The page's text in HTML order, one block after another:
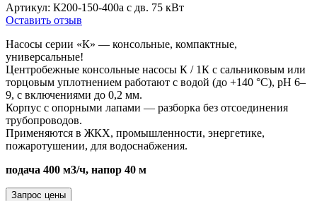
Артикул: К200-150-400а с дв. 75 кВт
Оставить отзыв
Насосы серии «К» — консольные, компактные,
универсальные!
Центробежные консольные насосы К / 1К с сальниковым или
торцовым уплотнением работают с водой (до +140 °C), pH 6–
9, с включениями до 0,2 мм.
Корпус с опорными лапами — разборка без отсоединения
трубопроводов.
Применяются в ЖКХ, промышленности, энергетике,
пожаротушении, для водоснабжения.
подача 400 м3/ч, напор 40 м
Запрос цены